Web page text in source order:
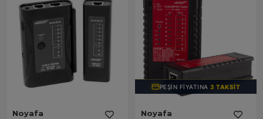
Noyafa
PEŞIN FIYATINA3 TAKSIT
Noyafa